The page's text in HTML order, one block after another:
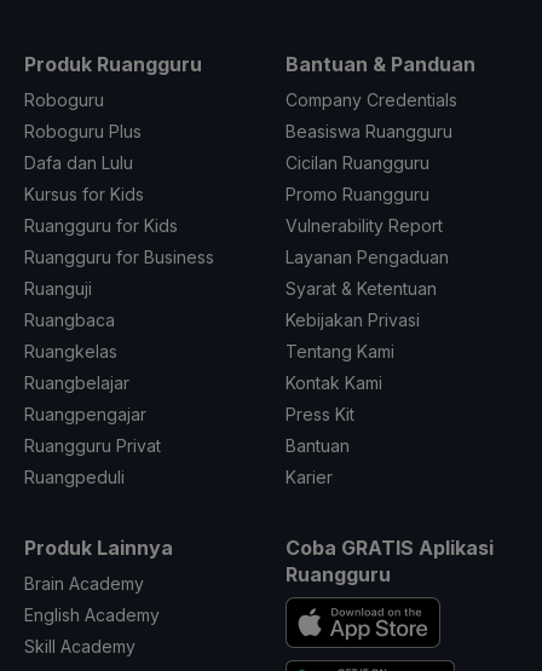
Produk Ruangguru
Roboguru
Roboguru Plus
Dafa dan Lulu
Kursus for Kids
Ruangguru for Kids
Ruangguru for Business
Ruanguji
Ruangbaca
Ruangkelas
Ruangbelajar
Ruangpengajar
Ruangguru Privat
Ruangpeduli
Bantuan & Panduan
Company Credentials
Beasiswa Ruangguru
Cicilan Ruangguru
Promo Ruangguru
Vulnerability Report
Layanan Pengaduan
Syarat & Ketentuan
Kebijakan Privasi
Tentang Kami
Kontak Kami
Press Kit
Bantuan
Karier
Produk Lainnya
Brain Academy
English Academy
Skill Academy
Coba GRATIS Aplikasi
Ruangguru